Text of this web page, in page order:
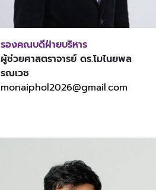
รองคณบดีฝ่ายบริหาร
ผู้ช่วยศาสตราจารย์ ดร.โมไนยพล
รณเวช
monaiphol2026@gmail.com